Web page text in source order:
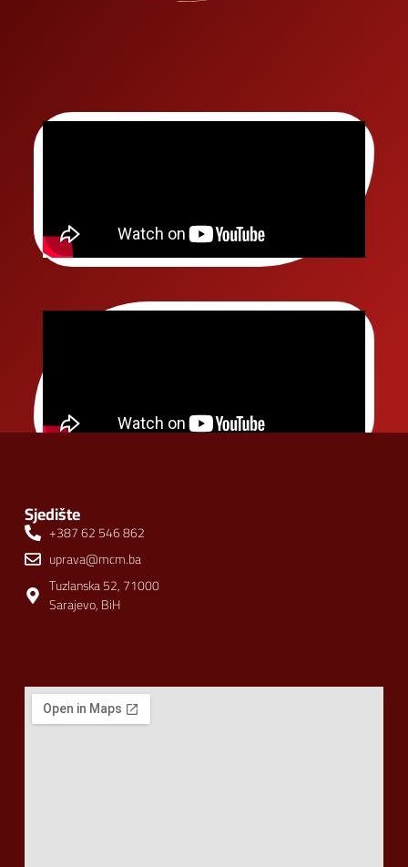
Sjedište
+387 62 546 862
uprava@mcm.ba
Tuzlanska 52, 71000
Sarajevo, BiH